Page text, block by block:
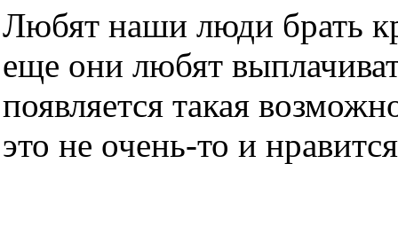
Любят наши люди брать
еще они любят
появляется такая
это не очень-то и